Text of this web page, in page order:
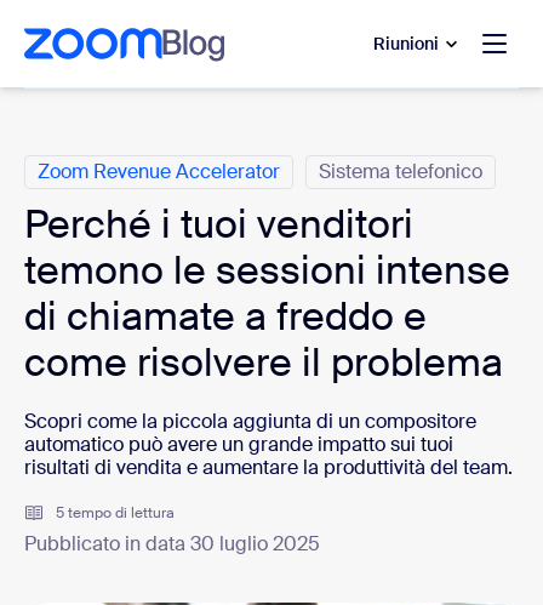
principale
di assistenza
Riunioni
Zoom Revenue Accelerator Sistema telefonico
Perché i tuoi venditori
temono le sessioni intense
di chiamate a freddo e
come risolvere il problema
Scopri come la piccola aggiunta di un compositore
automatico può avere un grande impatto sui tuoi
risultati di vendita e aumentare la produttività del team.
5 tempo di lettura
Pubblicato in data 30 luglio 2025